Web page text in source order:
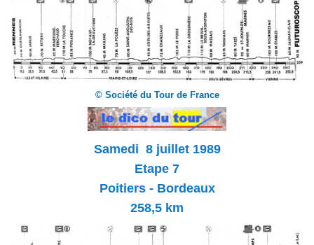
© Société du Tour de France
Samedi 8 juillet 1989
Etape 7
Poitiers - Bordeaux
258,5 km